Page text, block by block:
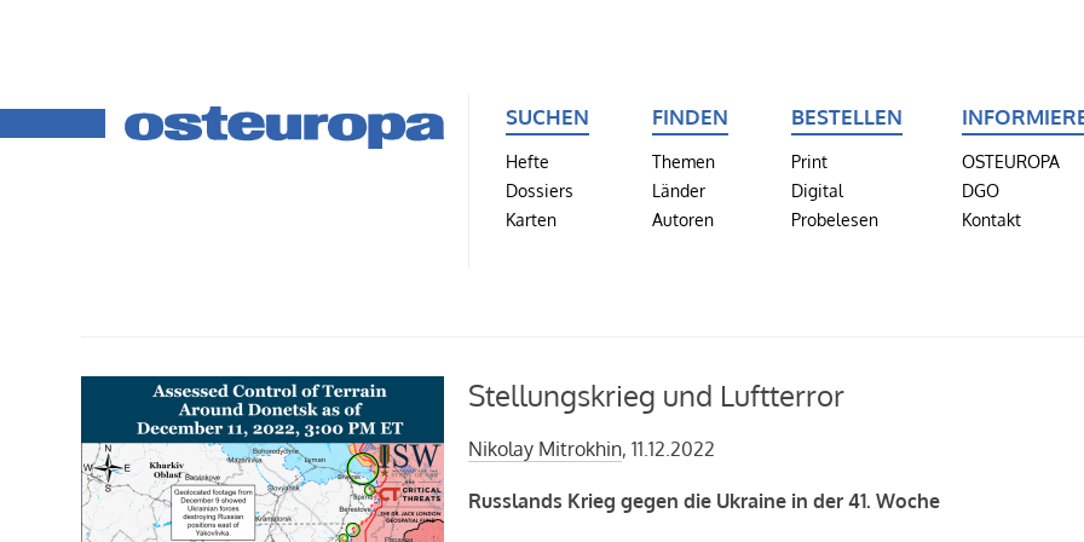
SUCHEN
Hefte
Dossiers
Karten
FINDEN
Themen
Länder
Autoren
BESTELLEN
Print
Digital
Probelesen
OSTEUROPA
DGO
Kontakt
Stellungskrieg und Luftterror
Nikolay Mitrokhin, 11.12.2022
Russlands Krieg gegen die Ukraine in der 41. Woche